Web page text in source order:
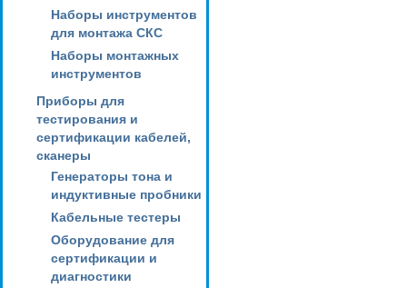
Наборы инструментов
для монтажа СКС
Наборы монтажных
инструментов
Приборы для
тестирования и
сертификации кабелей,
сканеры
Генераторы тона и
индуктивные пробники
Кабельные тестеры
Оборудование для
сертификации и
диагностики